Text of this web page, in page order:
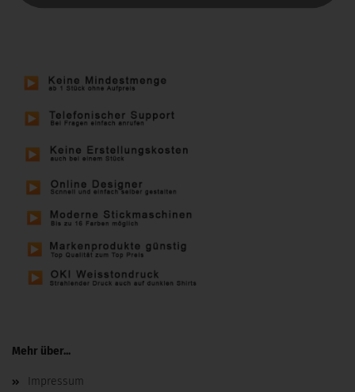
Mehr über...
Impressum